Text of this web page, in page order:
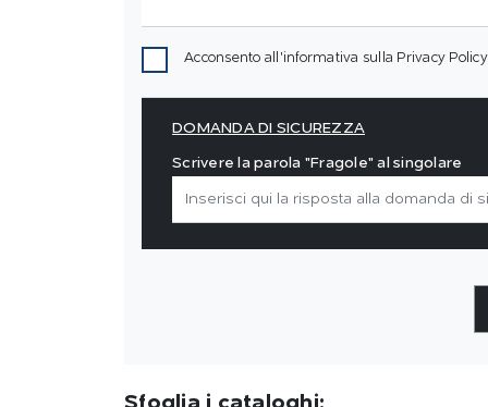
Acconsento all'informativa sulla Privacy Policy
DOMANDA DI SICUREZZA
Scrivere la parola "Fragole" al singolare